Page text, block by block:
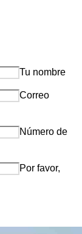
Tu nombre
Correo
Número de
Por favor,